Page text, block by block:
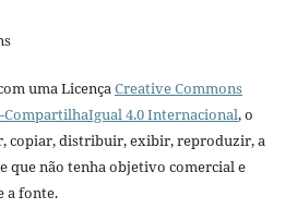
uma LicençaCreative Commons
4.0 Internacional, o
copiar, distribuir, exibir, reproduzir, a
que não tenha objetivo comercial e
a fonte.